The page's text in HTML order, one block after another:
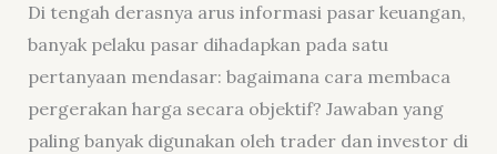
Di tengah derasnya arus informasi pasar keuangan,
banyak pelaku pasar dihadapkan pada satu
pertanyaan mendasar: bagaimana cara membaca
pergerakan harga secara objektif? Jawaban yang
paling banyak digunakan oleh trader dan investor di